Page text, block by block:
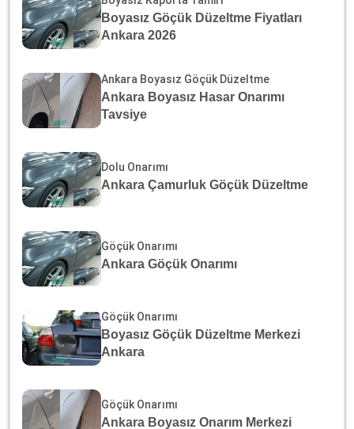
Boyasız Göçük Düzeltme Fiyatları
Ankara 2026
Ankara Boyasız Göçük Düzeltme
Ankara Boyasız Hasar Onarımı
Tavsiye
Dolu Onarımı
Ankara Çamurluk Göçük Düzeltme
Göçük Onarımı
Ankara Göçük Onarımı
Göçük Onarımı
Boyasız Göçük Düzeltme Merkezi
Ankara
Göçük Onarımı
Ankara Boyasız Onarım Merkezi